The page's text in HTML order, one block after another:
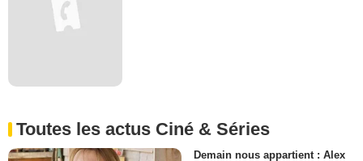
Toutes les actus Ciné & Séries
Demain nous appartient : Alex